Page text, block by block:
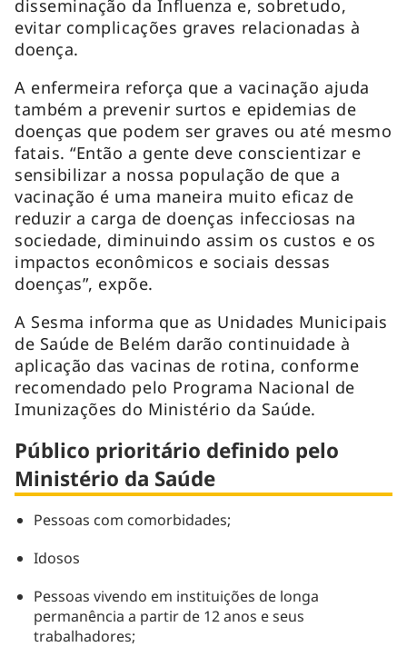
disseminação da Influenza e, sobretudo,
evitar complicações graves relacionadas à
doença.
A enfermeira reforça que a vacinação ajuda
também a prevenir surtos e epidemias de
doenças que podem ser graves ou até mesmo
fatais. “Então a gente deve conscientizar e
sensibilizar a nossa população de que a
vacinação é uma maneira muito eficaz de
reduzir a carga de doenças infecciosas na
sociedade, diminuindo assim os custos e os
impactos econômicos e sociais dessas
doenças”, expõe.
A Sesma informa que as Unidades Municipais
de Saúde de Belém darão continuidade à
aplicação das vacinas de rotina, conforme
recomendado pelo Programa Nacional de
Imunizações do Ministério da Saúde.
Público prioritário definido pelo
Ministério da Saúde
Pessoas com comorbidades;
Idosos
Pessoas vivendo em instituições de longa
permanência a partir de 12 anos e seus
trabalhadores;